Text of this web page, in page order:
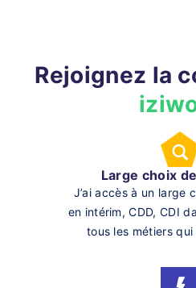
Rejoignez la
Large choix
J’ai accès à un large
en intérim, CDD, CDI
tous les métiers qui